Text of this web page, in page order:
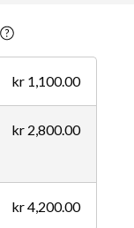
kr 1,100.00
kr 2,800.00
kr 4,200.00